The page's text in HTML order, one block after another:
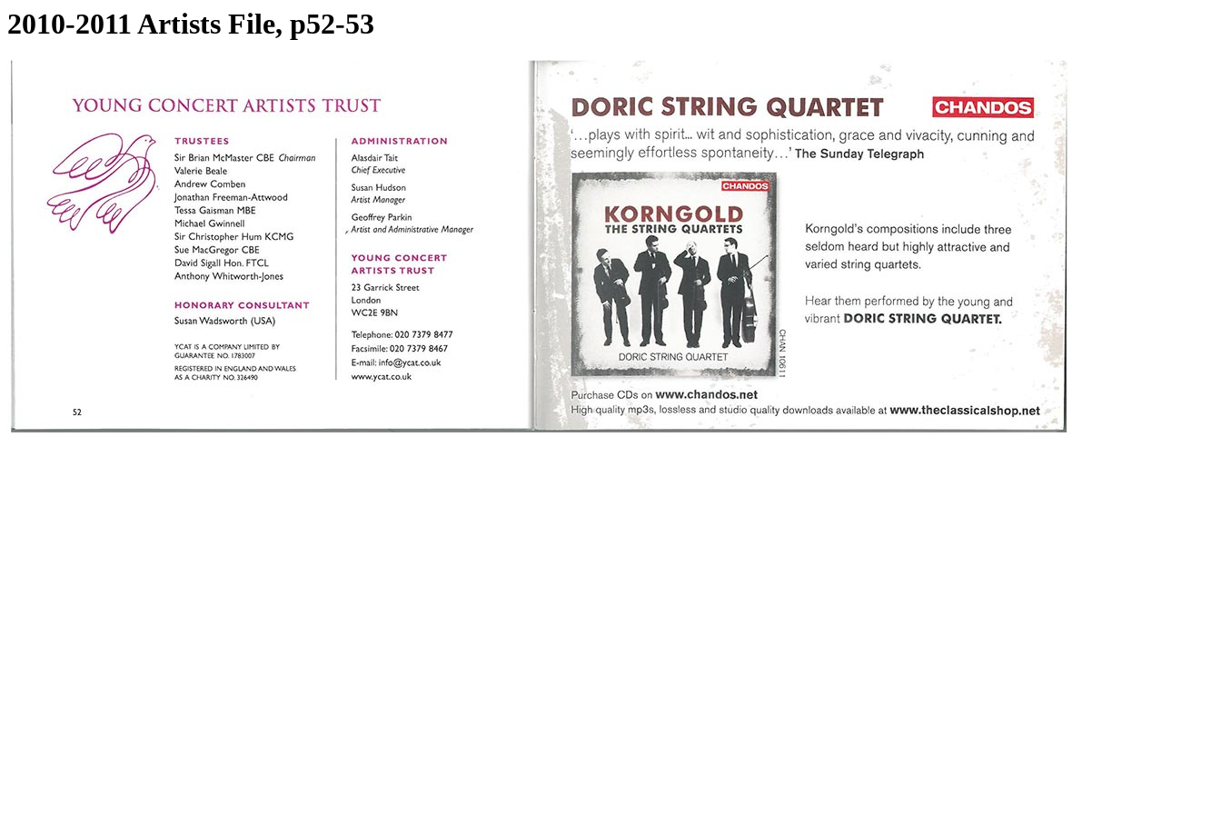
2010-2011 Artists File, p52-53